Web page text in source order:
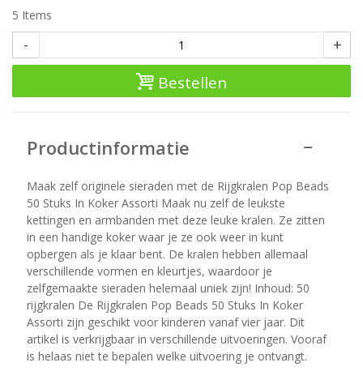
5 Items
- +
Bestellen
Productinformatie
Maak zelf originele sieraden met de Rijgkralen Pop Beads
50 Stuks In Koker Assorti Maak nu zelf de leukste
kettingen en armbanden met deze leuke kralen. Ze zitten
in een handige koker waar je ze ook weer in kunt
opbergen als je klaar bent. De kralen hebben allemaal
verschillende vormen en kleurtjes, waardoor je
zelfgemaakte sieraden helemaal uniek zijn! Inhoud: 50
rijgkralen De Rijgkralen Pop Beads 50 Stuks In Koker
Assorti zijn geschikt voor kinderen vanaf vier jaar. Dit
artikel is verkrijgbaar in verschillende uitvoeringen. Vooraf
is helaas niet te bepalen welke uitvoering je ontvangt.